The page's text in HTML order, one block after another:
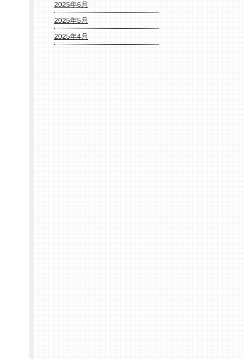
2025年6月
2025年5月
2025年4月